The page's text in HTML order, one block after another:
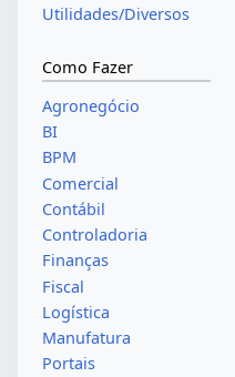
Utilidades/Diversos
Como Fazer
Agronegócio
BI
BPM
Comercial
Contábil
Controladoria
Finanças
Fiscal
Logística
Manufatura
Portais